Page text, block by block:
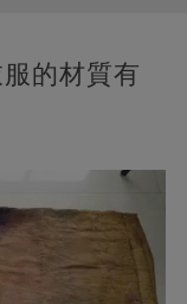
的材質有